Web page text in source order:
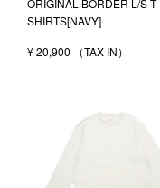
ORIGINAL BORDER L/S T-
SHIRTS[NAVY]
¥20,900